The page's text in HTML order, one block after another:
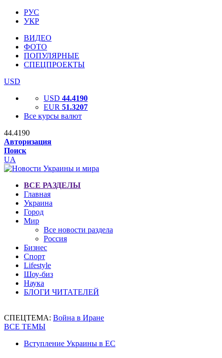
РУС
УКР
ВИДЕО
ФОТО
ПОПУЛЯРНЫЕ
СПЕЦПРОЕКТЫ
USD
USD 44.4190
EUR 51.3207
Все курсы валют
44.4190
Авторизация
Поиск
UA
ВСЕ РАЗДЕЛЫ
Главная
Украина
Город
Мир
Все новости раздела
Россия
Бизнес
Спорт
Lifestyle
Шоу-биз
Наука
БЛОГИ ЧИТАТЕЛЕЙ
СПЕЦТЕМА: Война в Иране
ВСЕ ТЕМЫ
Вступление Украины в ЕС